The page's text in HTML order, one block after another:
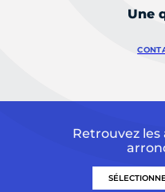
Une
Retrouvez